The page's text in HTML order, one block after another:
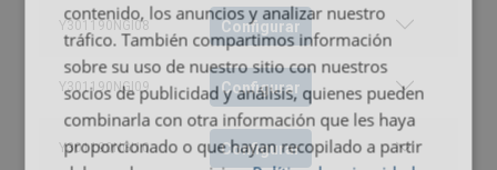
Y301190NGI08 Configurar
Y301190NGI09 Configurar
Y301190NGI10 Configurar
contenido, los anuncios y analizar nuestro
tráfico. También compartimos información
sobre su uso de nuestro sitio con nuestros
socios de publicidad y análisis, quienes pueden
combinarla con otra información que les haya
proporcionado o que hayan recopilado a partir